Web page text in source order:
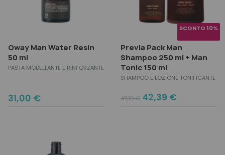
Oway Man Water Resin
50 ml
PASTA MODELLANTE E RINFORZANTE
31,00 €
SCONTO 10%
Previa Pack Man
Shampoo 250 ml + Man
Tonic 150 ml
SHAMPOO E LOZIONE TONIFICANTE
47,10€
Original
42,39 €
Current